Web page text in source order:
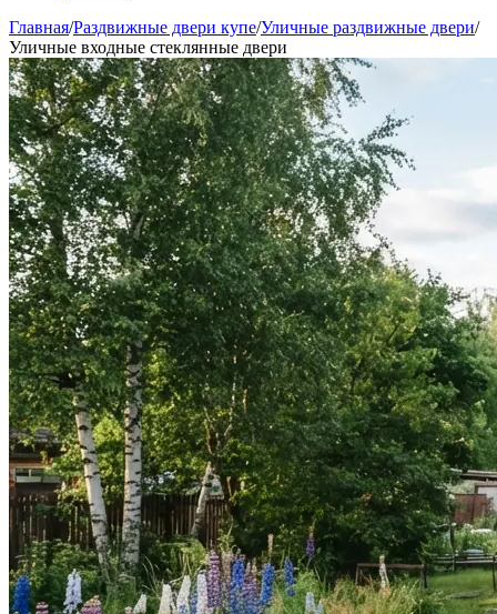
Главная/Раздвижные двери купе/Уличные раздвижные двери/
Уличные входные стеклянные двери